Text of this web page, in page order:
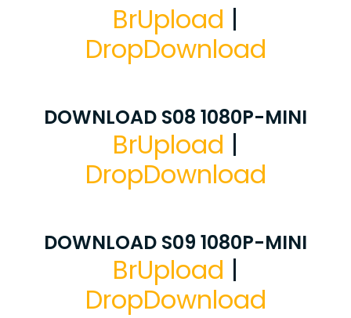
BrUpload |
DropDownload
DOWNLOAD S08 1080P-MINI
BrUpload |
DropDownload
DOWNLOAD S09 1080P-MINI
BrUpload |
DropDownload